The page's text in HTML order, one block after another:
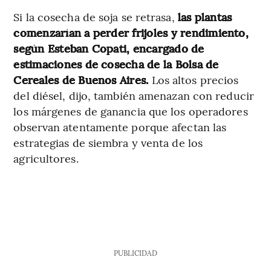
Si la cosecha de soja se retrasa, las plantas
comenzarían a perder frijoles y rendimiento,
según Esteban Copati, encargado de
estimaciones de cosecha de la Bolsa de
Cereales de Buenos Aires. Los altos precios
del diésel, dijo, también amenazan con reducir
los márgenes de ganancia que los operadores
observan atentamente porque afectan las
estrategias de siembra y venta de los
agricultores.
PUBLICIDAD